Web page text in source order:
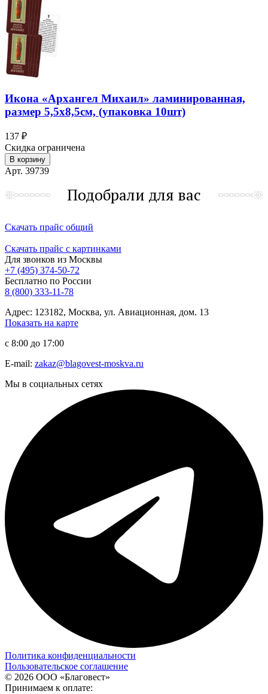
Икона «Архангел Михаил» ламинированная,
размер 5,5х8,5см, (упаковка 10шт)
137 ₽
Скидка ограничена
В корзину
Арт. 39739
Подобрали для вас
Скачать прайс общий
Скачать прайс с картинками
Для звонков из Москвы
+7 (495) 374-50-72
Бесплатно по России
8 (800) 333-11-78
Адрес: 123182, Москва, ул. Авиационная, дом. 13
Показать на карте
с 8:00 до 17:00
E-mail: zakaz@blagovest-moskva.ru
Мы в социальных сетях
Политика конфиденциальности
Пользовательское соглашение
© 2026 ООО «Благовест»
Принимаем к оплате: